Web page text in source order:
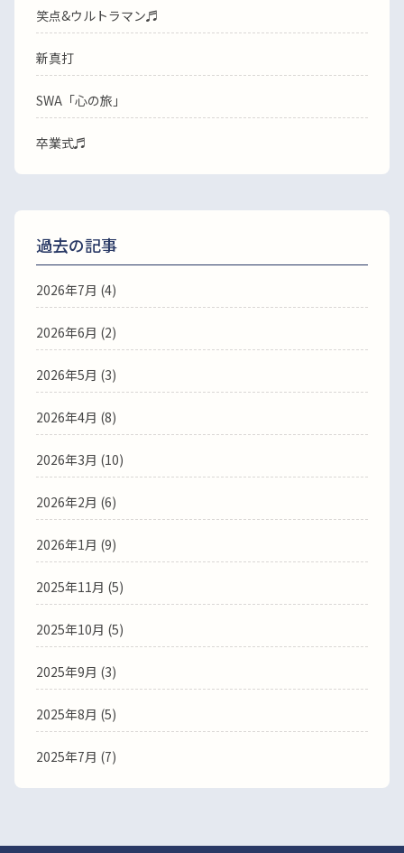
笑点&ウルトラマン♬
新真打
SWA「心の旅」
卒業式♬
過去の記事
2026年7月 (4)
2026年6月 (2)
2026年5月 (3)
2026年4月 (8)
2026年3月 (10)
2026年2月 (6)
2026年1月 (9)
2025年11月 (5)
2025年10月 (5)
2025年9月 (3)
2025年8月 (5)
2025年7月 (7)